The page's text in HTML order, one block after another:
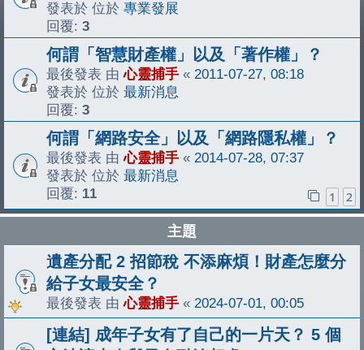
發表於 位於 專業發展
回覆: 3
何謂「智慧財產權」以及「著作權」？
最後發表 由心靈捕手 « 2011-07-27, 08:18
發表於 位於 最新消息
回覆: 3
何謂「網路安全」以及「網路隱私權」？
最後發表 由心靈捕手 « 2014-07-28, 07:37
發表於 位於 最新消息
回覆: 11 1 2
主題
遺產分配 2 招節稅 不添麻煩！財產怎麼分
給子女最安全？
最後發表 由心靈捕手 « 2024-07-01, 00:05
[連結] 成年子女有了自己的一片天？ 5 個